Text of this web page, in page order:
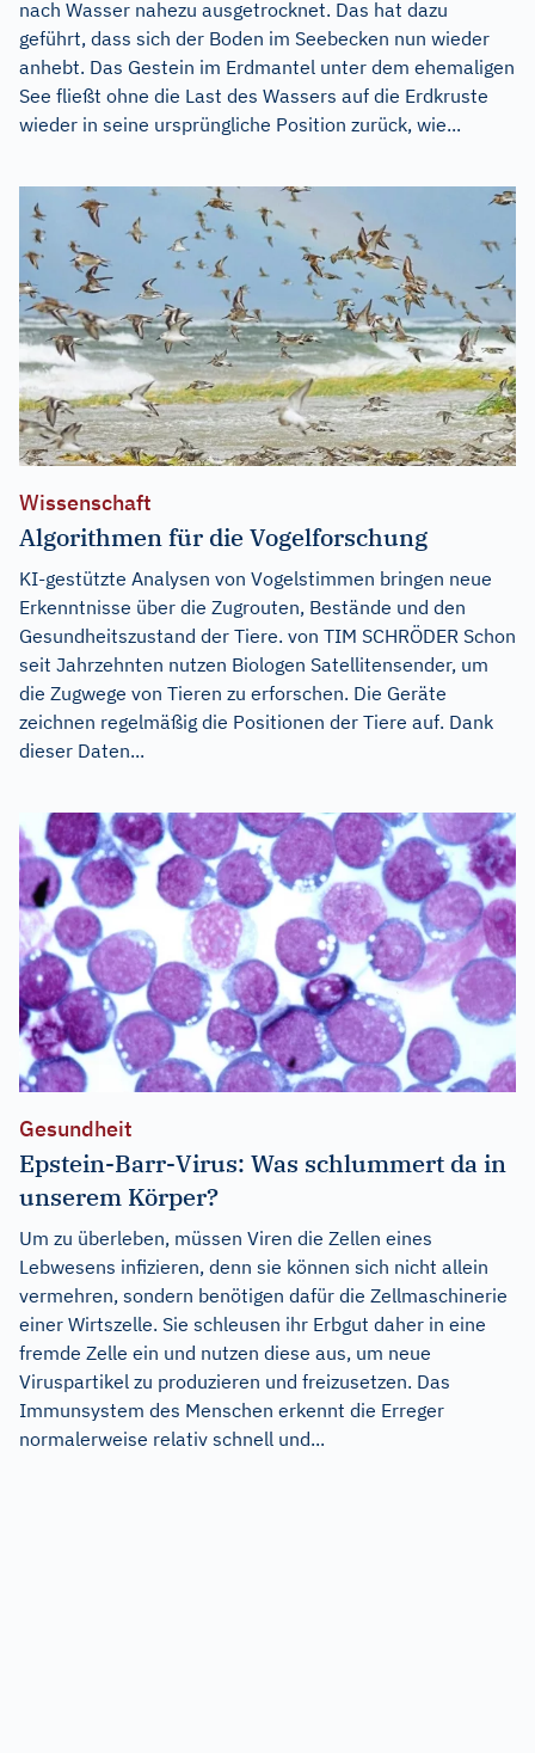
nach Wasser nahezu ausgetrocknet. Das hat dazu
geführt, dass sich der Boden im Seebecken nun wieder
anhebt. Das Gestein im Erdmantel unter dem ehemaligen
See fließt ohne die Last des Wassers auf die Erdkruste
wieder in seine ursprüngliche Position zurück, wie...
Wissenschaft
Algorithmen für die Vogelforschung
KI-gestützte Analysen von Vogelstimmen bringen neue
Erkenntnisse über die Zugrouten, Bestände und den
Gesundheitszustand der Tiere. von TIM SCHRÖDER Schon
seit Jahrzehnten nutzen Biologen Satellitensender, um
die Zugwege von Tieren zu erforschen. Die Geräte
zeichnen regelmäßig die Positionen der Tiere auf. Dank
dieser Daten...
Gesundheit
Epstein-Barr-Virus: Was schlummert da in
unserem Körper?
Um zu überleben, müssen Viren die Zellen eines
Lebwesens infizieren, denn sie können sich nicht allein
vermehren, sondern benötigen dafür die Zellmaschinerie
einer Wirtszelle. Sie schleusen ihr Erbgut daher in eine
fremde Zelle ein und nutzen diese aus, um neue
Viruspartikel zu produzieren und freizusetzen. Das
Immunsystem des Menschen erkennt die Erreger
normalerweise relativ schnell und...